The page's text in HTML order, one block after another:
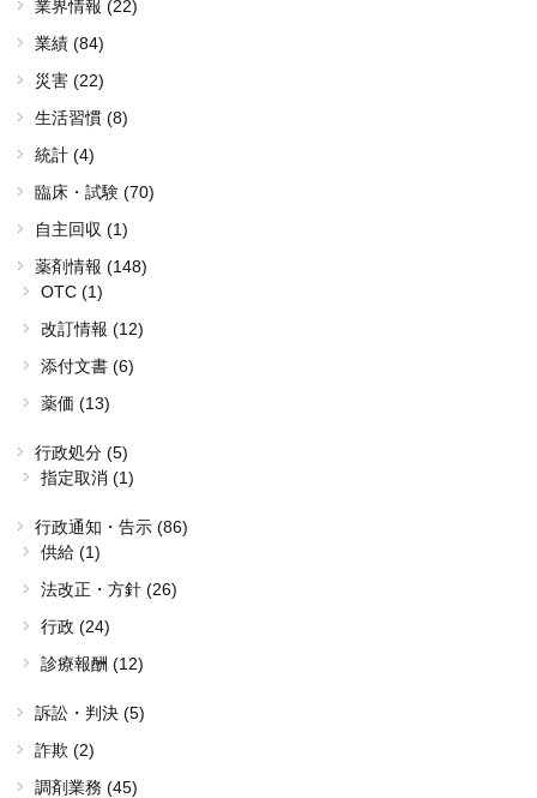
業界情報 (22)
業績 (84)
災害 (22)
生活習慣 (8)
統計 (4)
臨床・試験 (70)
自主回収 (1)
薬剤情報 (148)
OTC (1)
改訂情報 (12)
添付文書 (6)
薬価 (13)
行政処分 (5)
指定取消 (1)
行政通知・告示 (86)
供給 (1)
法改正・方針 (26)
行政 (24)
診療報酬 (12)
訴訟・判決 (5)
詐欺 (2)
調剤業務 (45)